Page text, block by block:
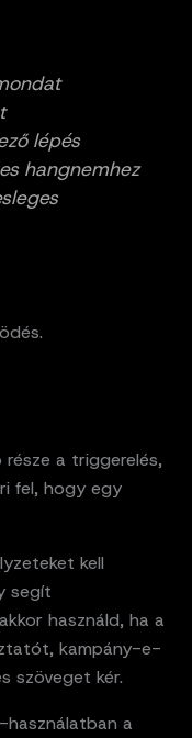
lépés
hangnemhez
a triggerelés,
fel, hogy egy
kell
segít
használd, ha a
kampány-e-
szöveget kér.
a